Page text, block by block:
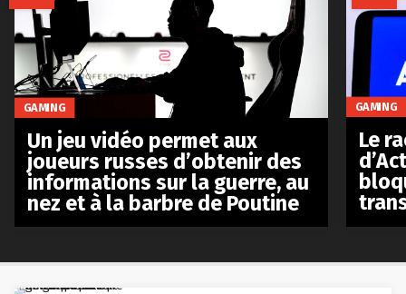
GAMING
Un jeu vidéo permet aux
joueurs russes d’obtenir des
informations sur la guerre, au
nez et à la barbre de Poutine
GAMING
Le